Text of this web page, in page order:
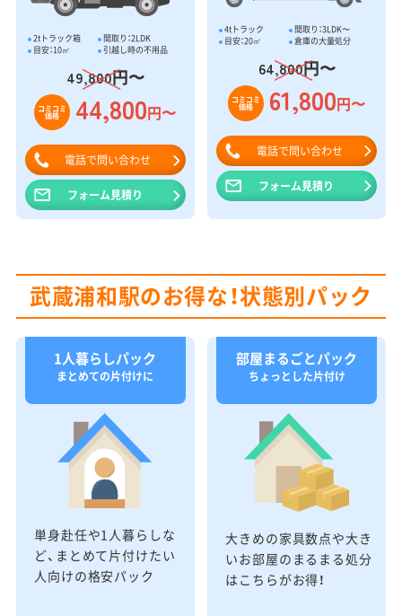
2tトラック箱
間取り：2LDK
目安：10㎥
引越し時の不用品
49,800円〜
コミコミ
価格 44,800円〜
電話で問い合わせ
フォーム見積り
4tトラック
間取り：3LDK〜
目安：20㎥
倉庫の大量処分
64,800円〜
コミコミ
価格 61,800円〜
電話で問い合わせ
フォーム見積り
武蔵浦和駅のお得な！状態別パック
1人暮らしパック
まとめての片付けに
単身赴任や1人暮らしな
ど、まとめて片付けたい
人向けの格安パック
部屋まるごとパック
ちょっとした片付け
大きめの家具数点や大き
いお部屋のまるまる処分
はこちらがお得！